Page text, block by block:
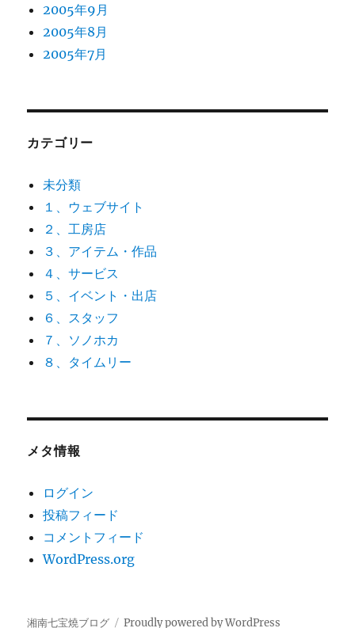
2005年9月
2005年8月
2005年7月
カテゴリー
未分類
１、ウェブサイト
２、工房店
３、アイテム・作品
４、サービス
５、イベント・出店
６、スタッフ
７、ソノホカ
８、タイムリー
メタ情報
ログイン
投稿フィード
コメントフィード
WordPress.org
湘南七宝燒ブログ Proudly powered by WordPress